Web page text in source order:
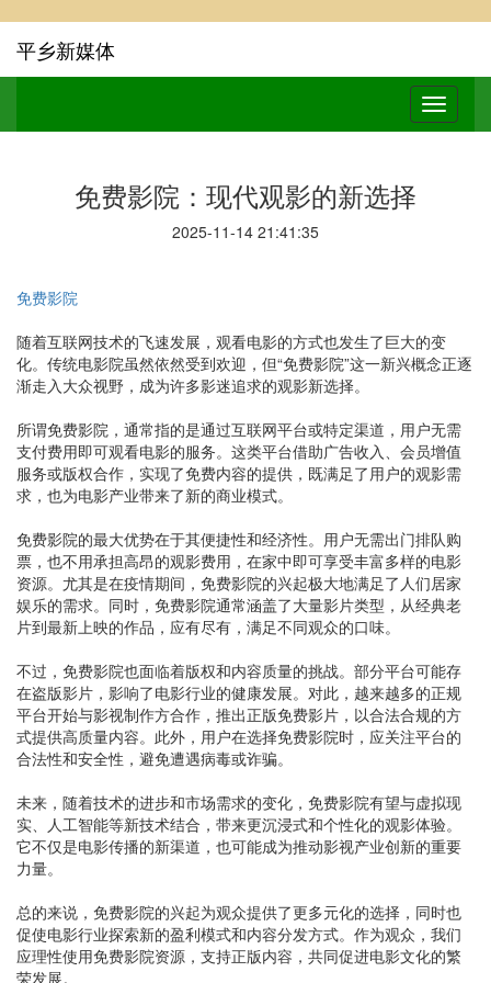
平乡新媒体
免费影院：现代观影的新选择
2025-11-14 21:41:35
免费影院
随着互联网技术的飞速发展，观看电影的方式也发生了巨大的变
化。传统电影院虽然依然受到欢迎，但“免费影院”这一新兴概念正逐
渐走入大众视野，成为许多影迷追求的观影新选择。
所谓免费影院，通常指的是通过互联网平台或特定渠道，用户无需
支付费用即可观看电影的服务。这类平台借助广告收入、会员增值
服务或版权合作，实现了免费内容的提供，既满足了用户的观影需
求，也为电影产业带来了新的商业模式。
免费影院的最大优势在于其便捷性和经济性。用户无需出门排队购
票，也不用承担高昂的观影费用，在家中即可享受丰富多样的电影
资源。尤其是在疫情期间，免费影院的兴起极大地满足了人们居家
娱乐的需求。同时，免费影院通常涵盖了大量影片类型，从经典老
片到最新上映的作品，应有尽有，满足不同观众的口味。
不过，免费影院也面临着版权和内容质量的挑战。部分平台可能存
在盗版影片，影响了电影行业的健康发展。对此，越来越多的正规
平台开始与影视制作方合作，推出正版免费影片，以合法合规的方
式提供高质量内容。此外，用户在选择免费影院时，应关注平台的
合法性和安全性，避免遭遇病毒或诈骗。
未来，随着技术的进步和市场需求的变化，免费影院有望与虚拟现
实、人工智能等新技术结合，带来更沉浸式和个性化的观影体验。
它不仅是电影传播的新渠道，也可能成为推动影视产业创新的重要
力量。
总的来说，免费影院的兴起为观众提供了更多元化的选择，同时也
促使电影行业探索新的盈利模式和内容分发方式。作为观众，我们
应理性使用免费影院资源，支持正版内容，共同促进电影文化的繁
荣发展。